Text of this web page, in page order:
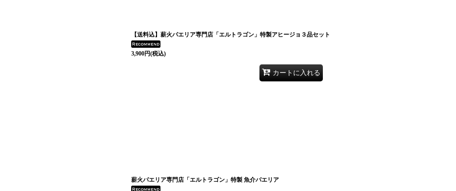
【送料込】薪火パエリア専門店「エルトラゴン」特製アヒージョ３品セット
3,900円(税込)
カートに入れる
薪火パエリア専門店「エルトラゴン」特製 魚介パエリア